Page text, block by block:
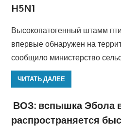
H5N1
Высокопатогенный штамм
впервые обнаружен на
сообщило министерство
ЧИТАТЬ ДАЛЕЕ
ВОЗ: вспышка Эбола
распространяется